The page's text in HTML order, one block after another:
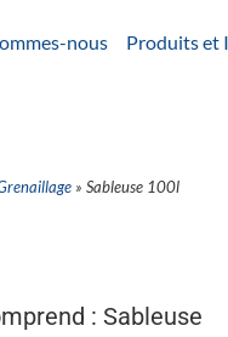
nous Produits et
» Sableuse 100l
: Sableuse